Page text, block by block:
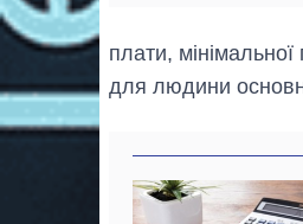
плати,
для людини